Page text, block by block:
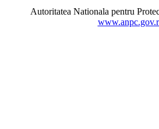
Autoritatea Nationala pentru